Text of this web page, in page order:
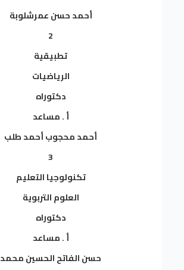
أحمد حسن عمرشلوبة
2
تطبيقية
الرياضيات
دكتوراه
أ . مساعد
أحمد محجوب أحمد طلب
3
تكنولوجيا التعليم
العلوم التربوية
دكتوراه
أ . مساعد
حسن الفاتح الحسين محمد